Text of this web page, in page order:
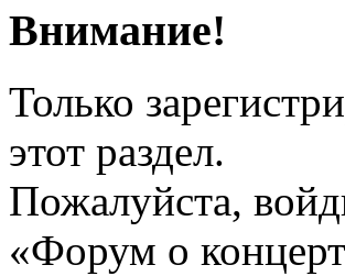
Внимание!
Только
этот раздел.
Пожалуйста,
«Форум о